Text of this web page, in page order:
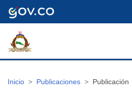
Inicio Publicaciones Publicación